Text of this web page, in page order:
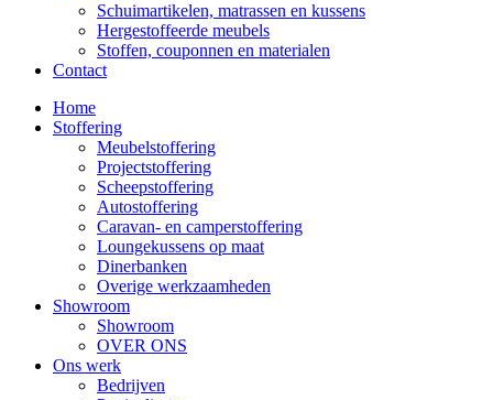
Schuimartikelen, matrassen en kussens
Hergestoffeerde meubels
Stoffen, couponnen en materialen
Contact
Home
Stoffering
Meubelstoffering
Projectstoffering
Scheepstoffering
Autostoffering
Caravan- en camperstoffering
Loungekussens op maat
Dinerbanken
Overige werkzaamheden
Showroom
Showroom
OVER ONS
Ons werk
Bedrijven